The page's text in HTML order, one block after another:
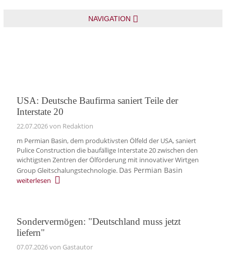
NAVIGATION
USA: Deutsche Baufirma saniert Teile der
Interstate 20
22.07.2026von Redaktion
m Permian Basin, dem produktivsten Ölfeld der USA, saniert
Pulice Construction die baufällige Interstate 20 zwischen den
wichtigsten Zentren der Ölförderung mit innovativer Wirtgen
Group Gleitschalungstechnologie. Das Permian Basin
weiterlesen
Sondervermögen: "Deutschland muss jetzt
liefern"
07.07.2026von Gastautor